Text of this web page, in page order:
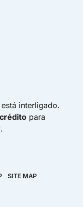
interligado.
para
.
SITE MAP